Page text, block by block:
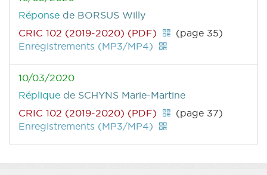
Réponse de BORSUS Willy
CRIC 102 (2019-2020) (PDF)
(page 35)
Enregistrements (MP3/MP4)
10/03/2020
Réplique de SCHYNS Marie-Martine
CRIC 102 (2019-2020) (PDF)
(page 37)
Enregistrements (MP3/MP4)